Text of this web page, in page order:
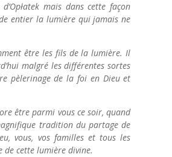
mais dans cette façon
entier la lumière qui jamais ne
être les fils de la lumière. Il
malgré les différentes sortes
pèlerinage de la foi en Dieu et
être parmi vous ce soir, quand
tradition du partage de
vous, vos familles et tous les
de cette lumière divine.